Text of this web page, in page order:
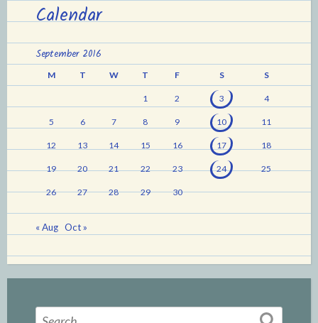
Calendar
September 2016
M T W T F S S
1 2 3 4
5 6 7 8 9 10 11
12 13 14 15 16 17 18
19 20 21 22 23 24 25
26 27 28 29 30
« Aug Oct »
Search